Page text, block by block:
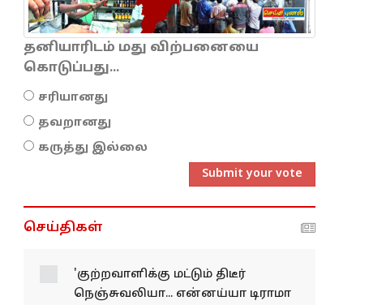
தனியாரிடம் மது விற்பனையை
கொடுப்பது...
சரியானது
தவறானது
கருத்து இல்லை
Submit your vote
செய்திகள்
'குற்றவாளிக்கு மட்டும்
திடீர் நெஞ்சுவலியா...